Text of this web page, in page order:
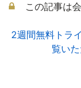
この記事は
2週間無料トラ
覧い